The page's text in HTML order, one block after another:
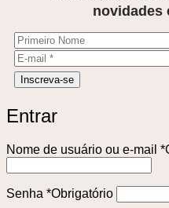
novidades
Entrar
Nome de usuário ou e-mail *
Senha *Obrigatório